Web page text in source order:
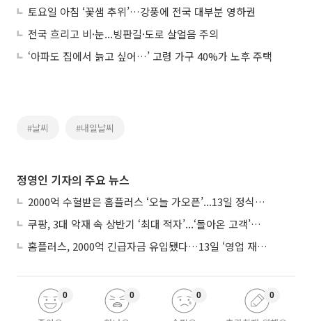
토요일 아침 ‘꽃샘 추위’…강풍에 전국 대부분 영하권
전국 흐리고 비·눈...빙판길·도로 살얼음 주의
‘아파도 집에서 늙고 싶어…’ 고령 가구 40%가 노후 주택
#날씨 #내일날씨
정영인 기자의 주요 뉴스
2000억 수혈받은 홈플러스 ‘오늘 가오픈’...13일 정식 개장 시험대
쿠팡, 3대 악재 속 상반기 ‘최대 적자’...‘돌아온 고객’에 수익성 반등 주목
홈플러스, 2000억 긴급자금 유입됐다…13일 ‘영업 재개’
0 0 0 0